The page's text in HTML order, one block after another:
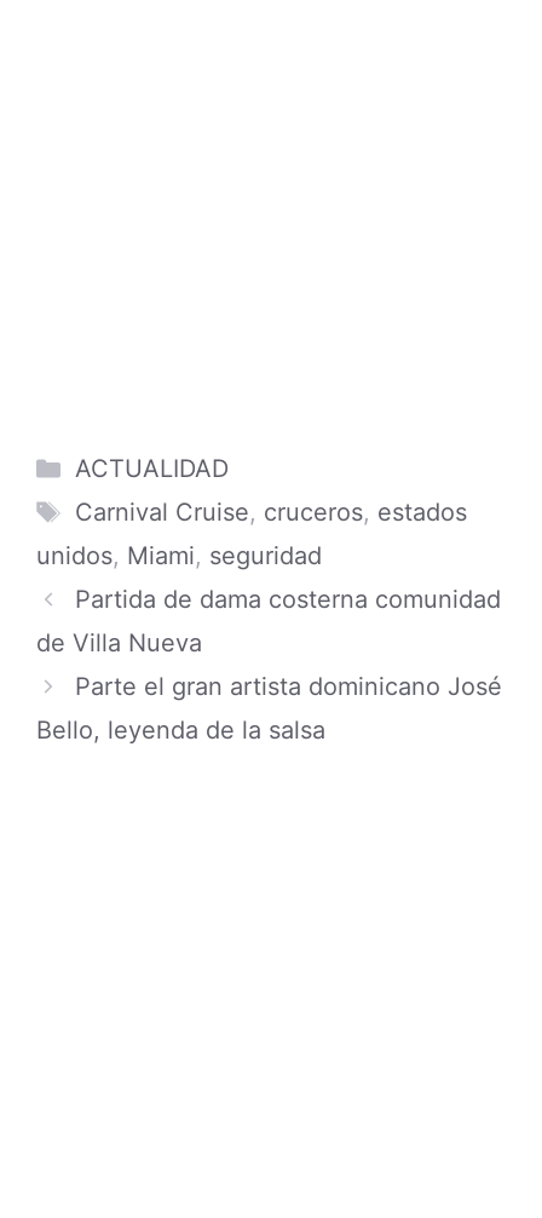
Categories
ACTUALIDAD
Tags
Carnival Cruise, cruceros, estados
unidos, Miami, seguridad
Partida de dama costerna comunidad
de Villa Nueva
Parte el gran artista dominicano José
Bello, leyenda de la salsa